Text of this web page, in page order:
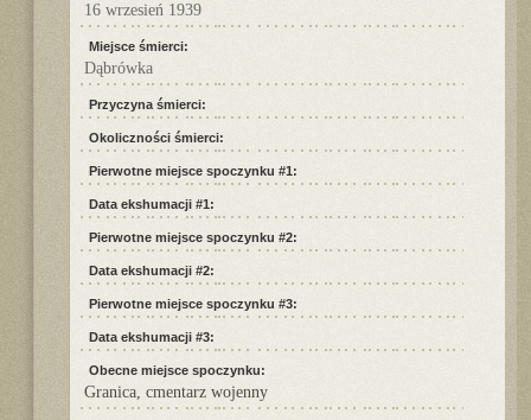
16 wrzesień 1939
Miejsce śmierci:
Dąbrówka
Przyczyna śmierci:
Okoliczności śmierci:
Pierwotne miejsce spoczynku #1:
Data ekshumacji #1:
Pierwotne miejsce spoczynku #2:
Data ekshumacji #2:
Pierwotne miejsce spoczynku #3:
Data ekshumacji #3:
Obecne miejsce spoczynku:
Granica, cmentarz wojenny